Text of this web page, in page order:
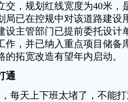
交，规划红线宽度为40米，
局已在控规中对该道路建设
设主管部门已提前委托设计
作，并已纳入重点项目储备
拓宽改造有望年内启动。
通
每天上下班太堵了，不能